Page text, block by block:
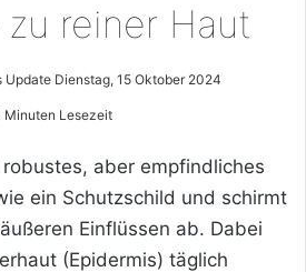
reiner Haut
Update Dienstag, 15 Oktober 2024
Minuten Lesezeit
aber empfindliches
ein Schutzschild und schirmt
Einflüssen ab. Dabei
(Epidermis) täglich